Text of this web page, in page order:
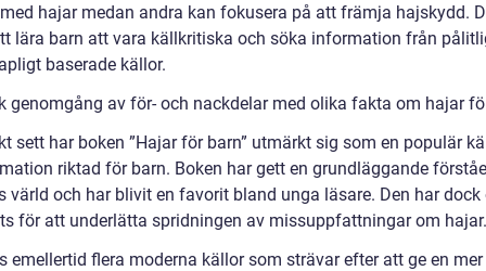
hajar medan andra kan fokusera på att främja hajskydd.
lära barn att vara källkritiska och söka information från
baserade källor.
genomgång av för- och nackdelar med olika fakta om hajar
sett har boken ”Hajar för barn” utmärkt sig som en populär
riktad för barn. Boken har gett en grundläggande
värld och har blivit en favorit bland unga läsare. Den har dock
för att underlätta spridningen av missuppfattningar om hajar.
emellertid flera moderna källor som strävar efter att ge en mer